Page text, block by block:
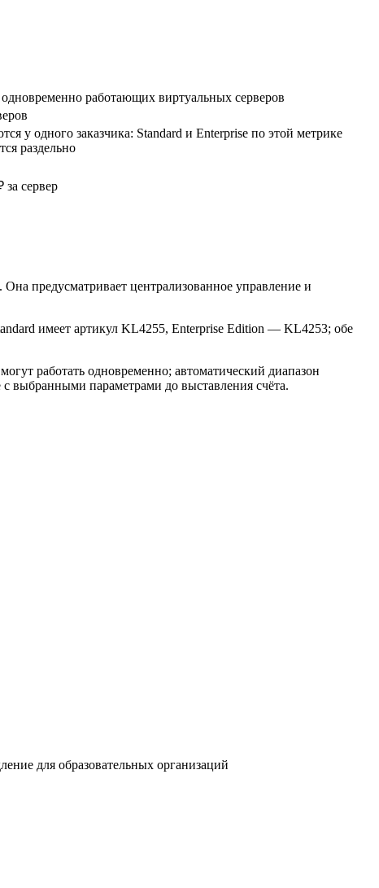
работающих виртуальных серверов
у одного заказчика: Standard и Enterprise по этой метрике
раздельно
за сервер
предусматривает централизованное управление и
имеет артикул KL4255, Enterprise Edition — KL4253; обе
работать одновременно; автоматический диапазон
выбранными параметрами до выставления счёта.
для образовательных организаций